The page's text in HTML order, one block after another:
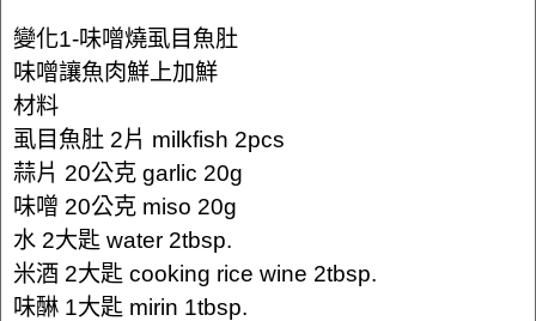
變化1-味噌燒虱目魚肚
味噌讓魚肉鮮上加鮮
材料
虱目魚肚 2片 milkfish 2pcs
蒜片 20公克 garlic 20g
味噌 20公克 miso 20g
水 2大匙 water 2tbsp.
米酒 2大匙 cooking rice wine 2tbsp.
味醂 1大匙 mirin 1tbsp.